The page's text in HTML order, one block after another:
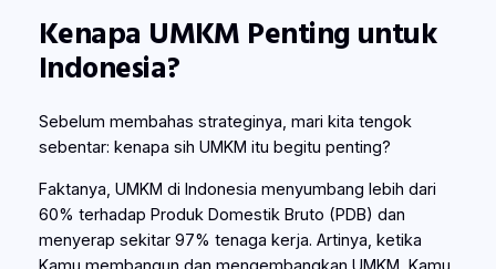
Kenapa UMKM Penting untuk
Indonesia?
Sebelum membahas strateginya, mari kita tengok
sebentar: kenapa sih UMKM itu begitu penting?
Faktanya, UMKM di Indonesia menyumbang lebih dari
60% terhadap Produk Domestik Bruto (PDB) dan
menyerap sekitar 97% tenaga kerja. Artinya, ketika